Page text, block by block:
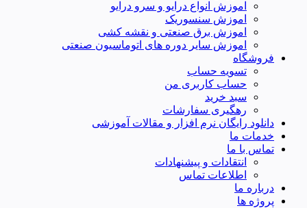
اموزش انواع درایو و سرو درایو
اموزش سنسوریک
اموزش برق صنعتی و نقشه کشی
اموزش سایر دوره های اتوماسیون صنعتی
فروشگاه
تسویه حساب
حساب کاربری من
سبد خرید
رهگیری سفارشات
دانلود رایگان نرم افزار و مقالات آموزشی
خدمات ما
تماس با ما
انتقادات و پیشنهادات
اطلاعات تماس
درباره ما
پروژه ها